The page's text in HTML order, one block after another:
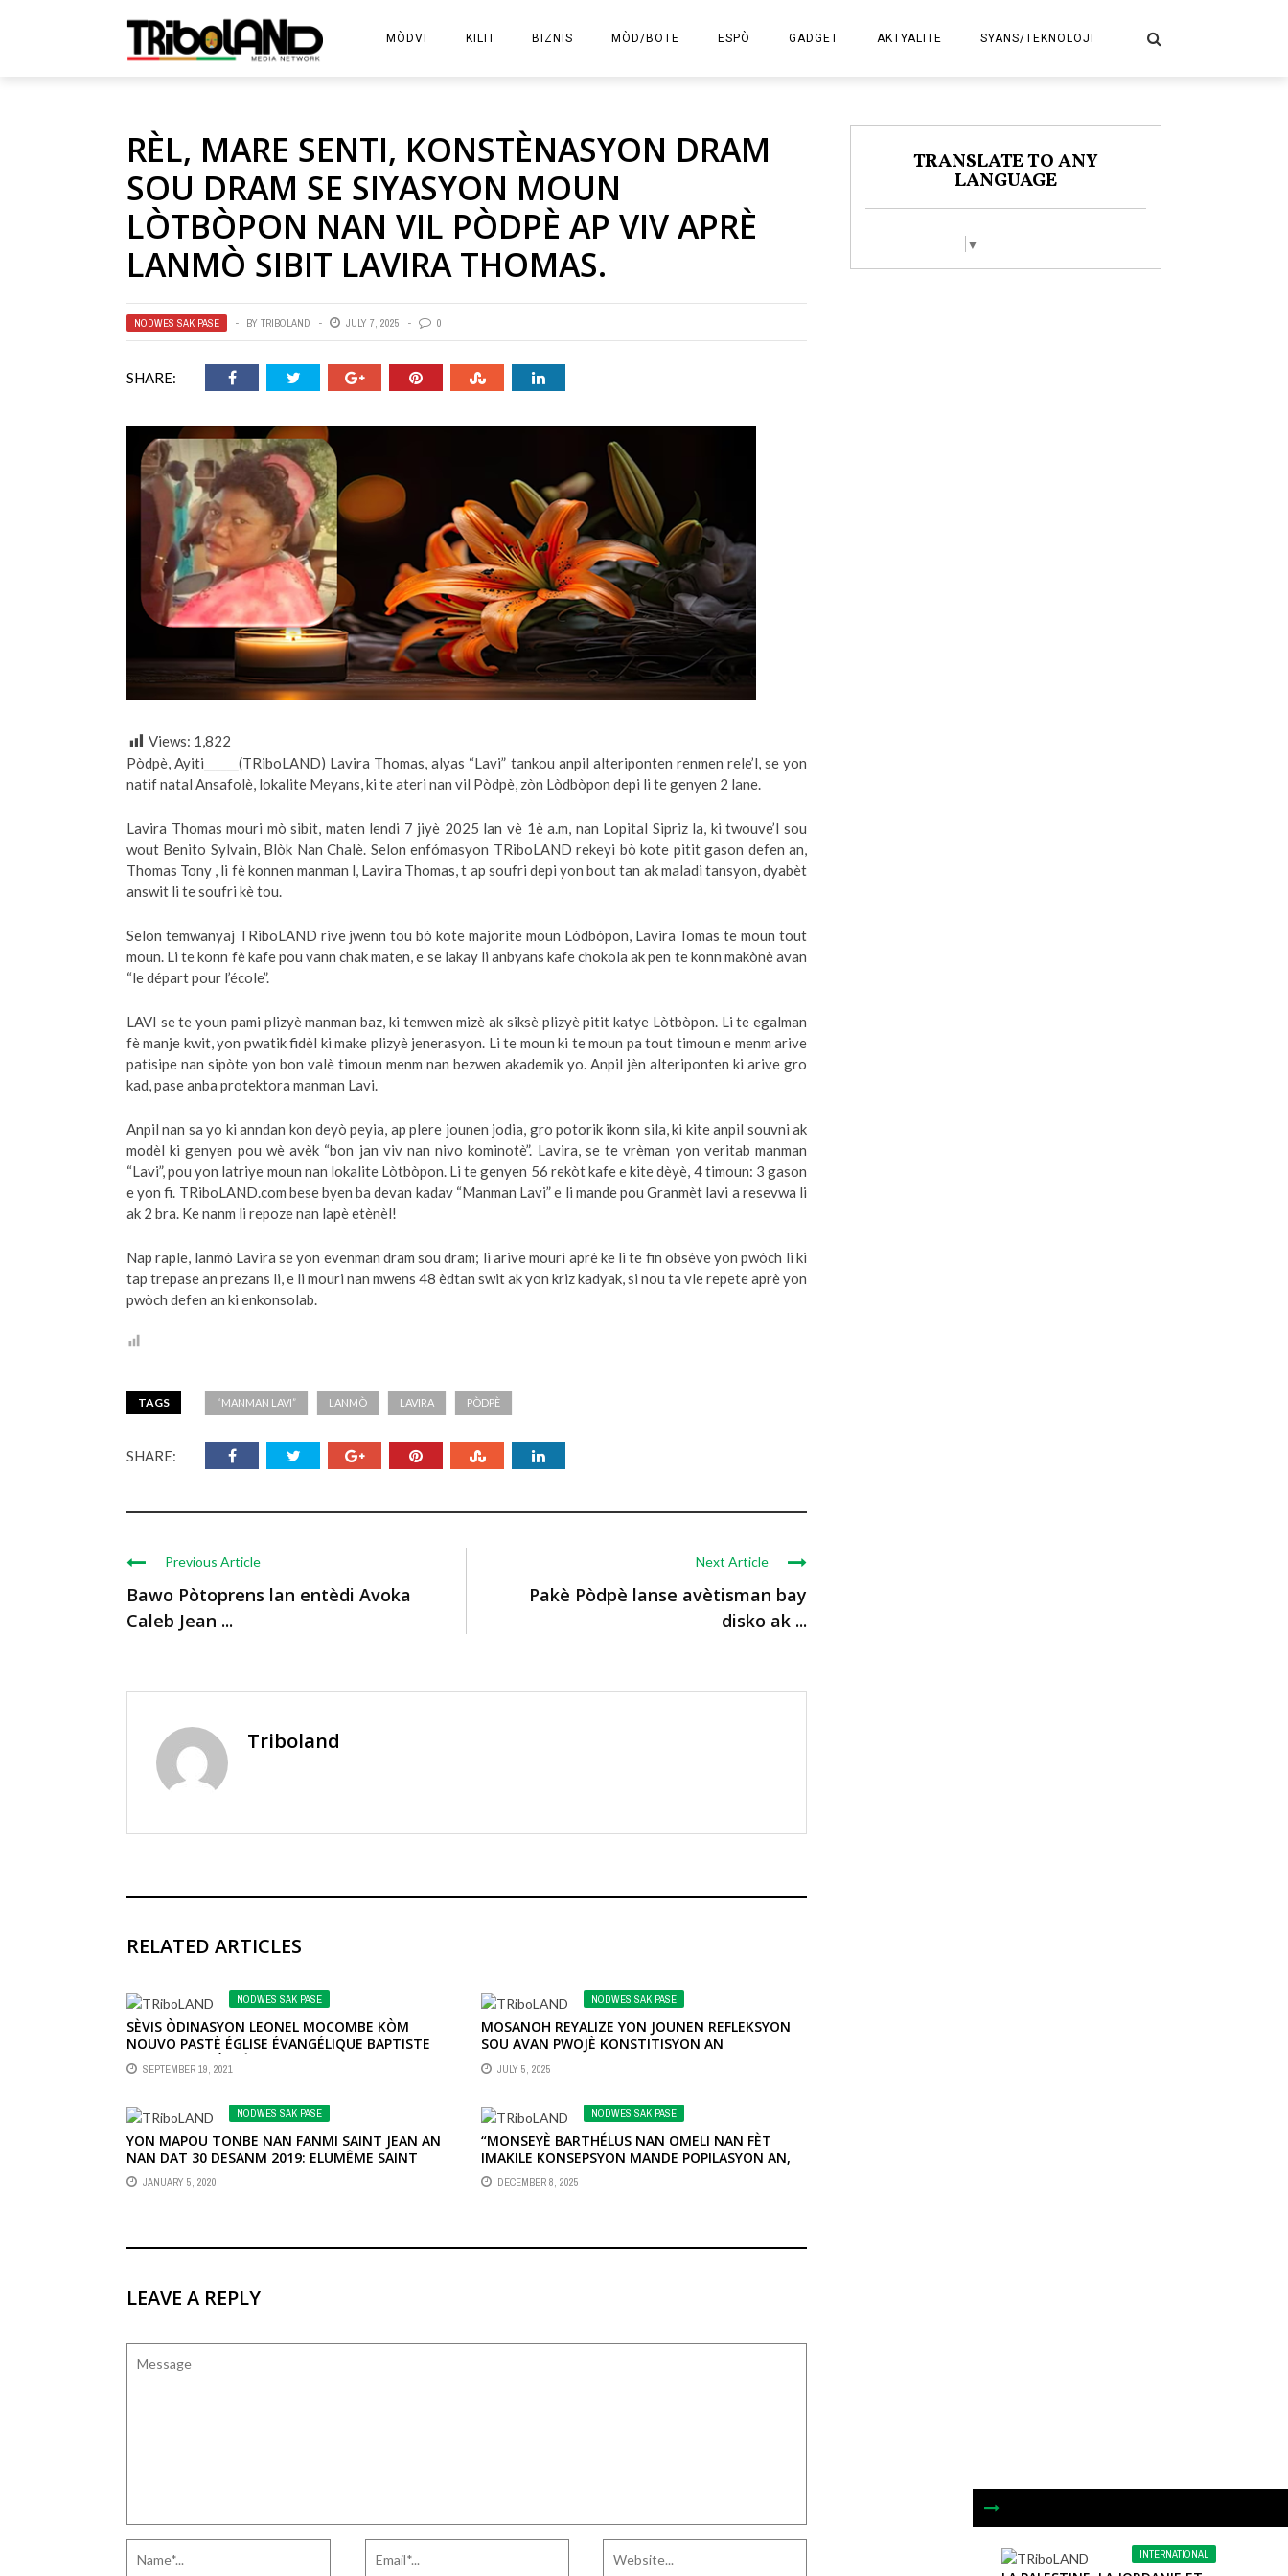
MÒDVI KILTI BIZNIS MÒD/BOTE ESPÒ GADGET AKTYALITE SYANS/TEKNOLOJI
RÈL, MARE SENTI, KONSTÈNASYON DRAM
SOU DRAM SE SIYASYON MOUN
LÒTBÒPON NAN VIL PÒDPÈ AP VIV APRÈ
LANMÒ SIBIT LAVIRA THOMAS.
NODWES SAK PASE BY TRIBOLAND JULY 7, 2025 0
SHARE:
Views: 1,822
Pòdpè, Ayiti______(TRiboLAND) Lavira Thomas, alyas “Lavi” tankou anpil alteriponten renmen rele’l, se yon
natif natal Ansafolè, lokalite Meyans, ki te ateri nan vil Pòdpè, zòn Lòdbòpon depi li te genyen 2 lane.
Lavira Thomas mouri mò sibit, maten lendi 7 jiyè 2025 lan vè 1è a.m, nan Lopital Sipriz la, ki twouve’l sou
wout Benito Sylvain, Blòk Nan Chalè. Selon enfómasyon TRiboLAND rekeyi bò kote pitit gason defen an,
Thomas Tony , li fè konnen manman l, Lavira Thomas, t ap soufri depi yon bout tan ak maladi tansyon, dyabèt
answit li te soufri kè tou.
Selon temwanyaj TRiboLAND rive jwenn tou bò kote majorite moun Lòdbòpon, Lavira Tomas te moun tout
moun. Li te konn fè kafe pou vann chak maten, e se lakay li anbyans kafe chokola ak pen te konn makònè avan
“le départ pour l’école”.
LAVI se te youn pami plizyè manman baz, ki temwen mizè ak siksè plizyè pitit katye Lòtbòpon. Li te egalman
fè manje kwit, yon pwatik fidèl ki make plizyè jenerasyon. Li te moun ki te moun pa tout timoun e menm arive
patisipe nan sipòte yon bon valè timoun menm nan bezwen akademik yo. Anpil jèn alteriponten ki arive gro
kad, pase anba protektora manman Lavi.
Anpil nan sa yo ki anndan kon deyò peyia, ap plere jounen jodia, gro potorik ikonn sila, ki kite anpil souvni ak
modèl ki genyen pou wè avèk “bon jan viv nan nivo kominotè”. Lavira, se te vrèman yon veritab manman
“Lavi”, pou yon latriye moun nan lokalite Lòtbòpon. Li te genyen 56 rekòt kafe e kite dèyè, 4 timoun: 3 gason
e yon fi. TRiboLAND.com bese byen ba devan kadav “Manman Lavi” e li mande pou Granmèt lavi a resevwa li
ak 2 bra. Ke nanm li repoze nan lapè etènèl!
Nap raple, lanmò Lavira se yon evenman dram sou dram; li arive mouri aprè ke li te fin obsève yon pwòch li ki
tap trepase an prezans li, e li mouri nan mwens 48 èdtan swit ak yon kriz kadyak, si nou ta vle repete aprè yon
pwòch defen an ki enkonsolab.
TAGS “MANMAN LAVI” LANMÒ LAVIRA PÒDPÈ
SHARE:
Previous Article
Bawo Pòtoprens lan entèdi Avoka
Caleb Jean ...
Next Article
Pakè Pòdpè lanse avètisman bay
disko ak ...
Triboland
RELATED ARTICLES
NODWES SAK PASE
SÈVIS ÒDINASYON LEONEL MOCOMBE KÒM
NOUVO PASTÈ ÉGLISE ÉVANGÉLIQUE BAPTISTE
PENIEL NAN PÒDPÈ
SEPTEMBER 19, 2021
NODWES SAK PASE
MOSANOH REYALIZE YON JOUNEN REFLEKSYON
SOU AVAN PWOJÈ KONSTITISYON AN
JULY 5, 2025
NODWES SAK PASE
YON MAPOU TONBE NAN FANMI SAINT JEAN AN
NAN DAT 30 DESANM 2019: ELUMÊME SAINT
JEAN ALYAS “TON MÈM”
JANUARY 5, 2020
NODWES SAK PASE
“MONSEYÈ BARTHÉLUS NAN OMELI NAN FÈT
IMAKILE KONSEPSYON MANDE POPILASYON AN,
ANN SOTI NAN CHIREPIT, CHANJE PÒDPÈ
ANSANM”
DECEMBER 8, 2025
LEAVE A REPLY
INTERNATIONAL
TRANSLATE TO ANY
LANGUAGE
▼